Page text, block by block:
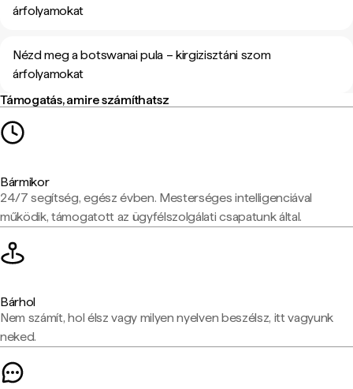
árfolyamokat
Nézd meg a botswanai pula – kirgizisztáni szom
árfolyamokat
Támogatás, amire számíthatsz
Bármikor
24/7 segítség, egész évben. Mesterséges intelligenciával
működik, támogatott az ügyfélszolgálati csapatunk által.
Bárhol
Nem számít, hol élsz vagy milyen nyelven beszélsz, itt vagyunk
neked.